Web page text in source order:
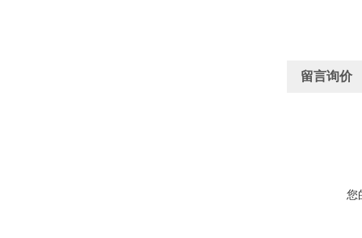
留言询价
您